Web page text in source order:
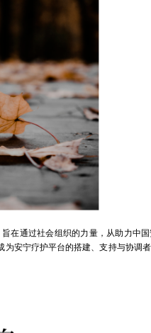
在通过社会组织的力量，从助力中
安宁疗护平台的搭建、支持与协调